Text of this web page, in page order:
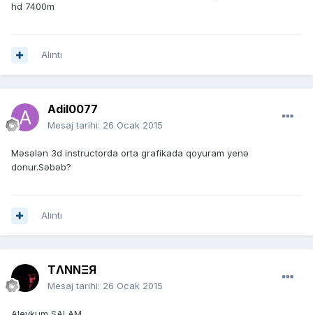
hd 7400m
Alıntı
Adil0077
Mesaj tarihi: 26 Ocak 2015
Məsələn 3d instructorda orta grafikada qoyuram yenə
donur.Səbəb?
Alıntı
TΛNNΞЯ
Mesaj tarihi: 26 Ocak 2015